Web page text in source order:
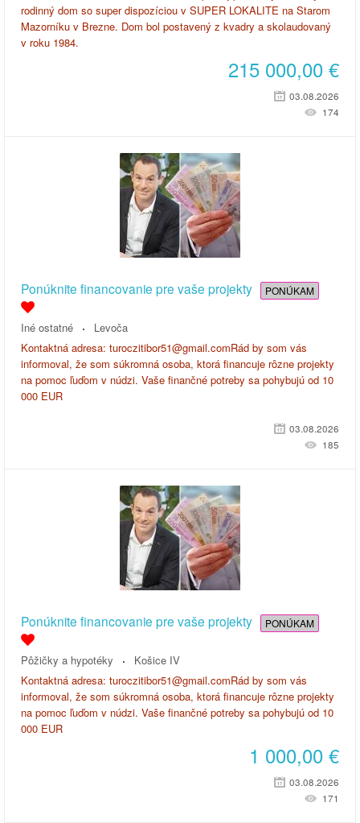
rodinný dom so super dispozíciou v SUPER LOKALITE na Starom
Mazorníku v Brezne. Dom bol postavený z kvadry a skolaudovaný
v roku 1984.
215 000,00 €
03.08.2026
174
Ponúknite financovanie pre vaše projekty PONÚKAM
Iné ostatné
Levoča
Kontaktná adresa: turoczitibor51@gmail.comRád by som vás
informoval, že som súkromná osoba, ktorá financuje rôzne projekty
na pomoc ľuďom v núdzi. Vaše finančné potreby sa pohybujú od 10
000 EUR
03.08.2026
185
Ponúknite financovanie pre vaše projekty PONÚKAM
Pôžičky a hypotéky
Košice IV
Kontaktná adresa: turoczitibor51@gmail.comRád by som vás
informoval, že som súkromná osoba, ktorá financuje rôzne projekty
na pomoc ľuďom v núdzi. Vaše finančné potreby sa pohybujú od 10
000 EUR
1 000,00 €
03.08.2026
171